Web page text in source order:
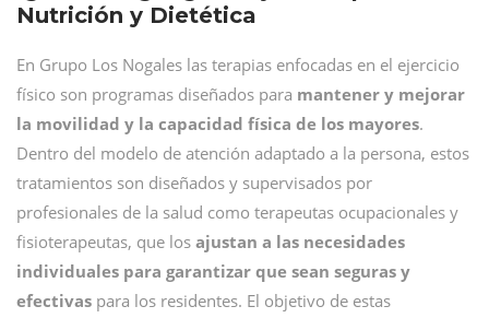
Nutrición y Dietética
En Grupo Los Nogales las terapias enfocadas en el ejercicio
físico son programas diseñados para mantener y mejorar
la movilidad y la capacidad física de los mayores.
Dentro del modelo de atención adaptado a la persona, estos
tratamientos son diseñados y supervisados por
profesionales de la salud como terapeutas ocupacionales y
fisioterapeutas, que los ajustan a las necesidades
individuales para garantizar que sean seguras y
efectivas para los residentes. El objetivo de estas